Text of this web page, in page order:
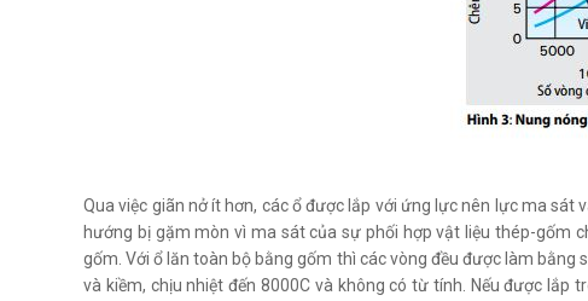
Qua việc giãn nở ít hơn, các ổ được lắp với ứng lực nên lực ma
hướng bị gặm mòn vì ma sát của sự phối hợp vật liệu thép-gốm
gốm. Với ổ lăn toàn bộ bằng gốm thì các vòng đều được làm bằng
và kiềm, chịu nhiệt đến 8000C và không có từ tính. Nếu được